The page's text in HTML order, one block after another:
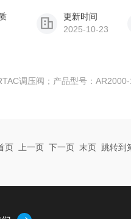
更新时间
2025-10-23
调压阀；产品型号：AR2000-
页 上一页 下一页 末页 跳转到